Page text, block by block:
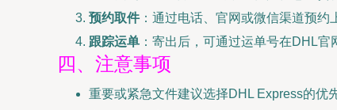
预约取件：通过电话、官网或微信渠道预约
跟踪运单 ：寄出后，可通过运单号在DHL官
四、注意事项
重要或紧急文件建议选择DHL Express的优